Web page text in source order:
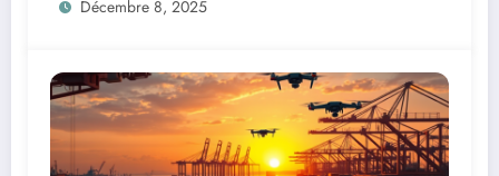
Décembre 8, 2025